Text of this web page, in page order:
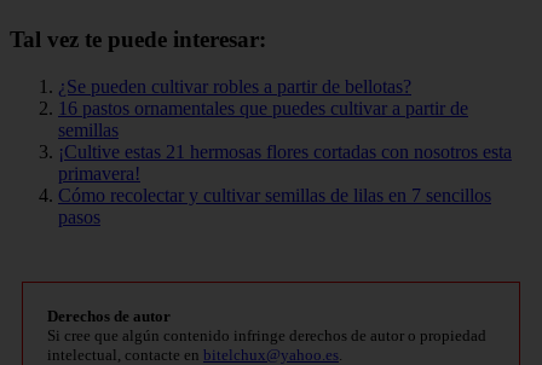
Tal vez te puede interesar:
¿Se pueden cultivar robles a partir de bellotas?
16 pastos ornamentales que puedes cultivar a partir de
semillas
¡Cultive estas 21 hermosas flores cortadas con nosotros esta
primavera!
Cómo recolectar y cultivar semillas de lilas en 7 sencillos
pasos
Derechos de autor
Si cree que algún contenido infringe derechos de autor o propiedad
intelectual, contacte en bitelchux@yahoo.es